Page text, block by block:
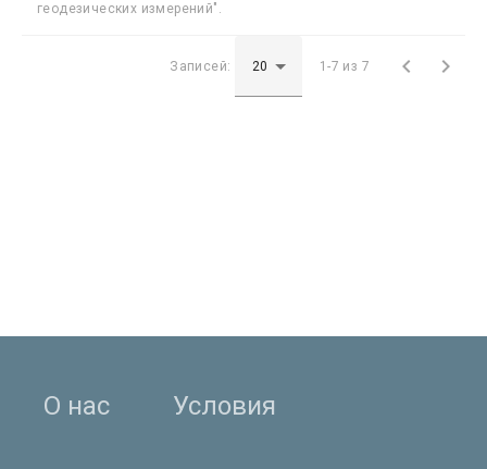
геодезических измерений".
Записей: 1-7 из 7  
О нас Условия